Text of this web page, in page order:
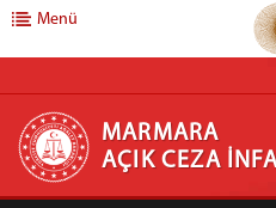
MARMARA AÇIK CEZA
Anasayfa
Menü
MARMARA
AÇIK CEZA